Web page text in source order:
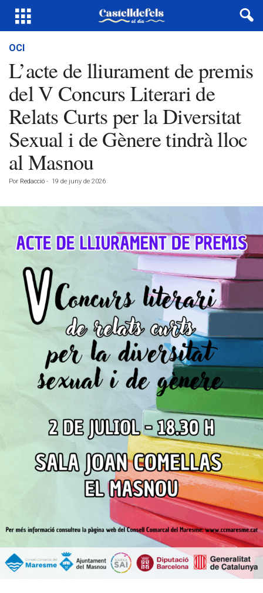
OCI
L’acte de lliurament de premis
del V Concurs Literari de
Relats Curts per la Diversitat
Sexual i de Gènere tindrà lloc
al Masnou
Por Redacció - 19 de juny de 2026